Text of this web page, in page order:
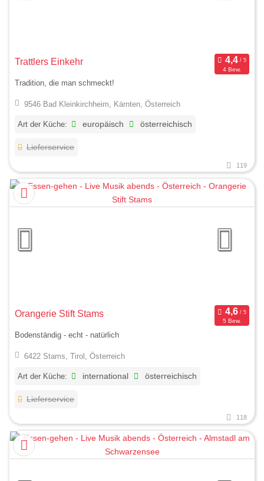
Trattlers Einkehr
4 Bew.
Tradition, die man schmeckt!
9546 Bad Kleinkirchheim, Kärnten, Österreich
Art der Küche: europäisch österreichisch
Lieferservice
119
Orangerie Stift Stams
5 Bew.
Bodenständig - echt - natürlich
6422 Stams, Tirol, Österreich
Art der Küche: international österreichisch
Lieferservice
118